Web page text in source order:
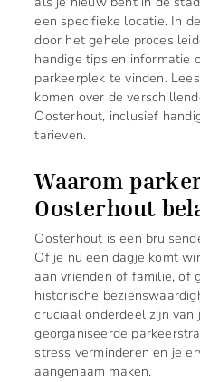
een specifieke locatie. In
door het gehele proces
handige tips en informatie
parkeerplek te vinden.
komen over de
Oosterhout, inclusief
tarieven.
Waarom
Oosterhout
Oosterhout is een
Of je nu een dagje komt
aan vrienden of familie, of
historische
cruciaal onderdeel zijn van
georganiseerde
stress verminderen en je
aangenaam maken.